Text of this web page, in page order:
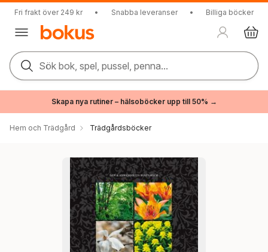
Fri frakt över 249 kr • Snabba leveranser • Billiga böcker
Sök bok, spel, pussel, penna...
Skapa nya rutiner – hälsoböcker upp till 50% →
Hem och Trädgård Trädgårdsböcker